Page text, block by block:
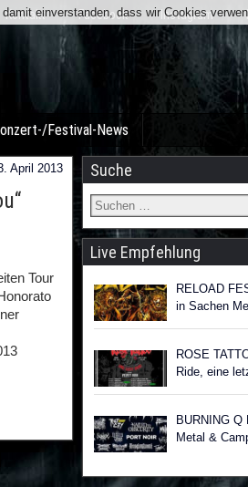
Kontakt Facebook Instagram
Festival-News
April 2013
Tour
Suche
Live Empfehlung
RELOAD
in Sachen
ROSE
Ride, eine
BURNING Q
Metal &
einverstanden, dass wir Cookies